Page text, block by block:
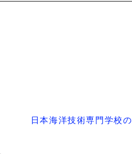
日本海洋技術専門学校